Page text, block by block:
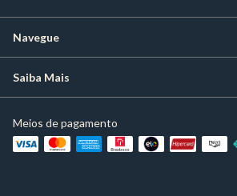
Navegue
Saiba Mais
Meios de pagamento